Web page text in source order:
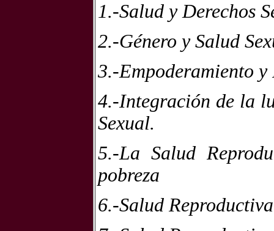
1.-Salud y Derechos
2.-Género y Salud
3.-Empoderamiento
4.-Integración de la
Sexual.
5.-La Salud
pobreza
6.-Salud